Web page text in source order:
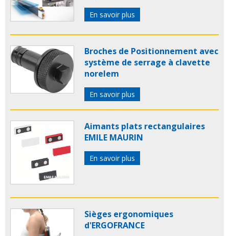
En savoir plus
Broches de Positionnement avec
système de serrage à clavette
norelem
En savoir plus
Aimants plats rectangulaires
EMILE MAURIN
En savoir plus
Sièges ergonomiques
d'ERGOFRANCE